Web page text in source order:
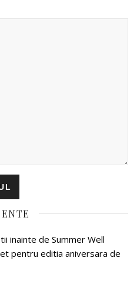
inainte de Summer Well
pentru editia aniversara de